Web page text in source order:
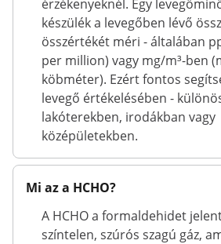
érzékenyeknél. Egy
készülék a levegőben lévő
összértékét méri - általában
per million) vagy mg/m³-ben
köbméter). Ezért fontos
levegő értékelésében -
lakóterekben, irodákban vagy
középületekben.
Mi az a HCHO?
A HCHO a formaldehidet
színtelen, szúrós szagú gáz,